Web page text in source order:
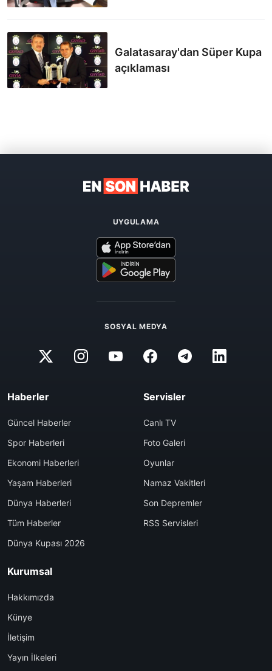
Galatasaray'dan Süper Kupa
açıklaması
UYGULAMA
SOSYAL MEDYA
Haberler
Güncel Haberler
Spor Haberleri
Ekonomi Haberleri
Yaşam Haberleri
Dünya Haberleri
Tüm Haberler
Dünya Kupası 2026
Servisler
Canlı TV
Foto Galeri
Oyunlar
Namaz Vakitleri
Son Depremler
RSS Servisleri
Kurumsal
Hakkımızda
Künye
İletişim
Yayın İlkeleri